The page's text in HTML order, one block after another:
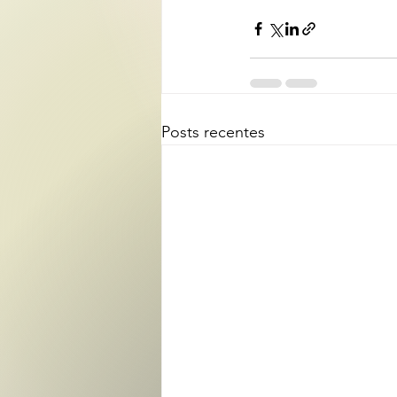
Posts recentes